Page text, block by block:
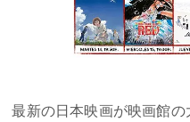
最新の日本映画が映画館